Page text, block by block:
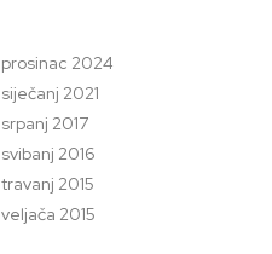
prosinac 2024
siječanj 2021
srpanj 2017
svibanj 2016
travanj 2015
veljača 2015